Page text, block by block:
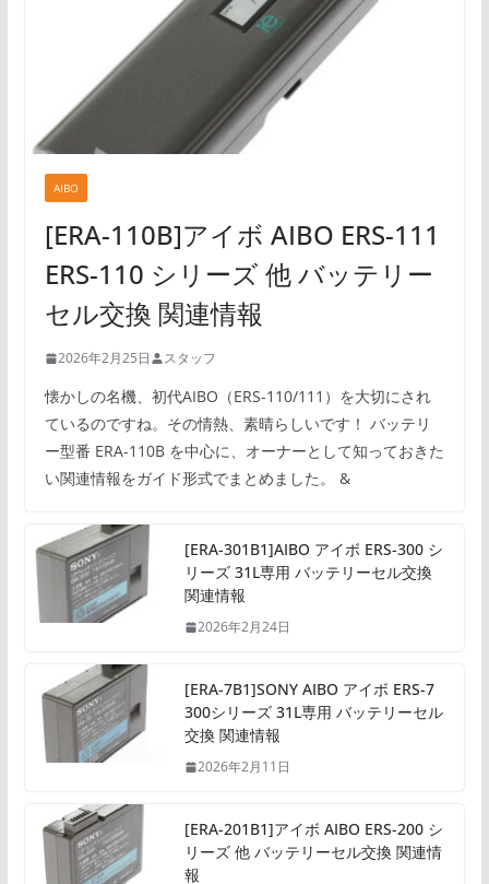
AIBO
[ERA-110B]アイボ AIBO ERS-111
ERS-110 シリーズ 他 バッテリー
セル交換 関連情報
2026年2月25日 スタッフ
懐かしの名機、初代AIBO（ERS-110/111）を大切にされ
ているのですね。その情熱、素晴らしいです！ バッテリ
ー型番 ERA-110B を中心に、オーナーとして知っておきた
い関連情報をガイド形式でまとめました。 &
[ERA-301B1]AIBO アイボ ERS-300 シ
リーズ 31L専用 バッテリーセル交換
関連情報
2026年2月24日
[ERA-7B1]SONY AIBO アイボ ERS-7
300シリーズ 31L専用 バッテリーセル
交換 関連情報
2026年2月11日
[ERA-201B1]アイボ AIBO ERS-200 シ
リーズ 他 バッテリーセル交換 関連情
報